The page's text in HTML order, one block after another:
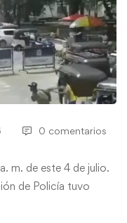
0 comentarios
m. de este 4 de julio.
de Policía tuvo